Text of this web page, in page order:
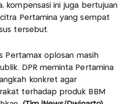
kompensasi ini juga bertujuan
Pertamina yang sempat
tersebut.
Pertamax oplosan masih
DPR meminta Pertamina
konkret agar
terhadap produk BBM